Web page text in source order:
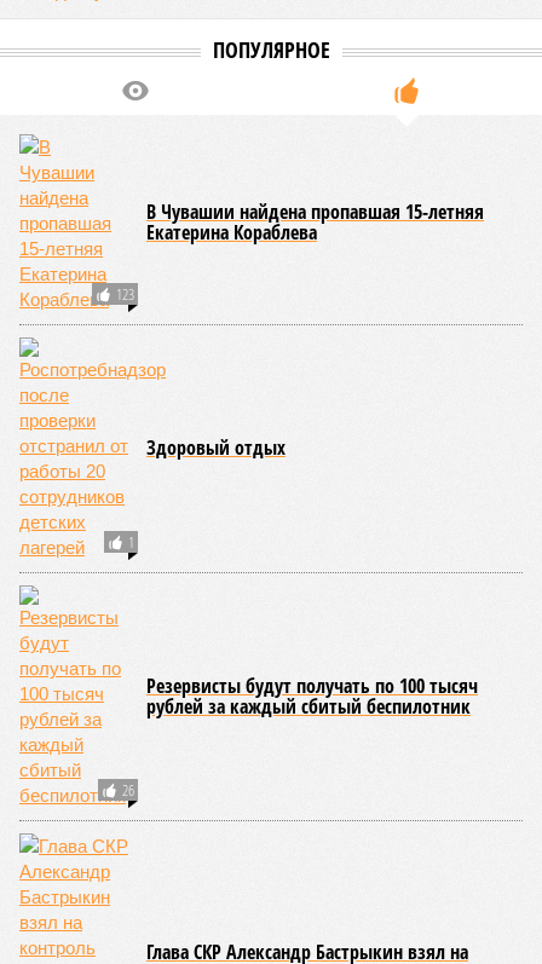
Версия //Общество //В регионе учреждены удостоверения мастеров
В регионе учреждены удостоверения мастеров спорта по
борьбе керешу
В регионе учреждены удостоверения мастеров спорта по борьбе керешу
В Чувашской Республике последовательно реализуются меры,
направленные на повышение статуса и институциональное
развитие национальной борьбы на поясах керешу.
Региональные власти не ограничились
дисциплины в качестве приоритетной, но также утвердили
официальную систему спортивных званий и
ведомственных знаков отличия, закрепив
соответствующие положения и образцы наградных
атрибутов на уровне правительства субъекта. Согласно
обнародованным материалам, введены удостоверения и
нагрудные знаки мастера спорта Чувашии международного
класса по керешу, а также мастера спорта Чувашии.
Параллельно с этим разработана полная разрядная сетка
по керешу, охватывающая все ступени от третьего
юношеского разряда до уровня кандидата в мастера
спорта. Такая структура призвана обеспечить системность
в подготовке юных атлетов и создать чёткие ориентиры
для последовательного повышения их квалификации.
Керешу представляет собой традиционное единоборство,
уходящее корнями в культуру чувашского народа. Схватка